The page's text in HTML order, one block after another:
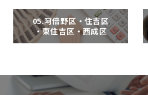
05.阿倍野区・住吉区
・東住吉区・西成区